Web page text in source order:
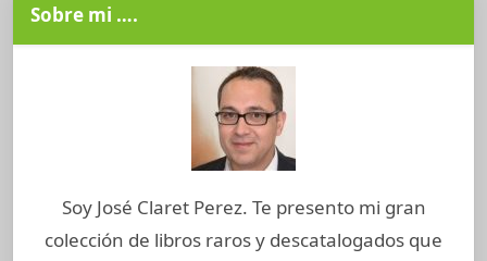
Sobre mi ….
Soy José Claret Perez. Te presento mi gran
colección de libros raros y descatalogados que